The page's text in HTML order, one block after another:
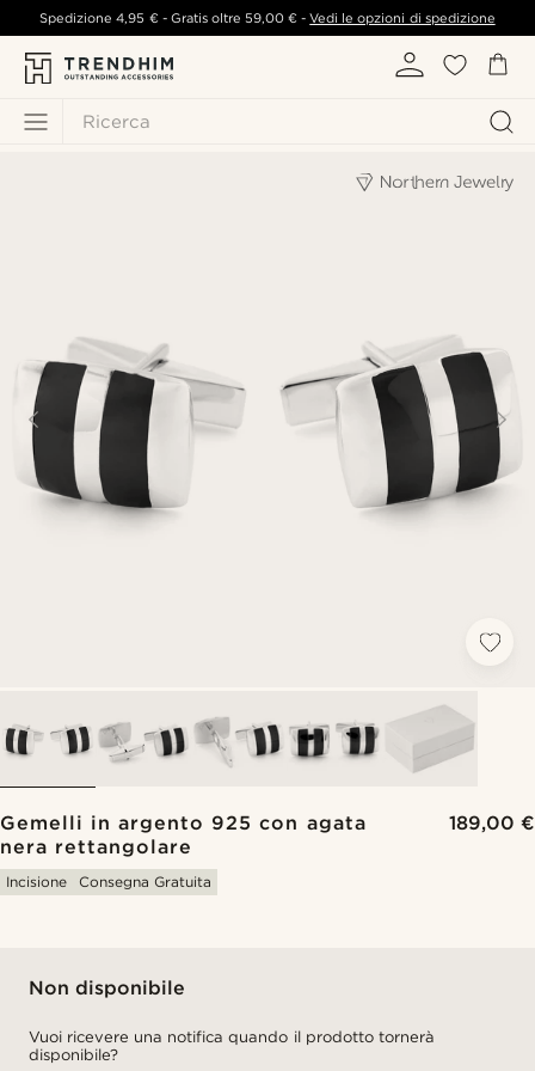
Ricerca
Spedizione4,95 €- Gratis oltre 59,00 € -Vedi le opzioni di spedizione
Gemelli in argento 925 con agata
nera rettangolare
189,00 €
Incisione Consegna Gratuita
Non disponibile
Vuoi ricevere una notifica quando il prodotto tornerà
disponibile?